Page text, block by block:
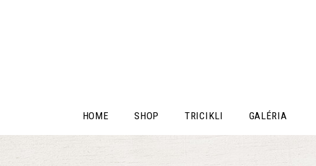
HOME SHOP TRICIKLI GALÉRIA